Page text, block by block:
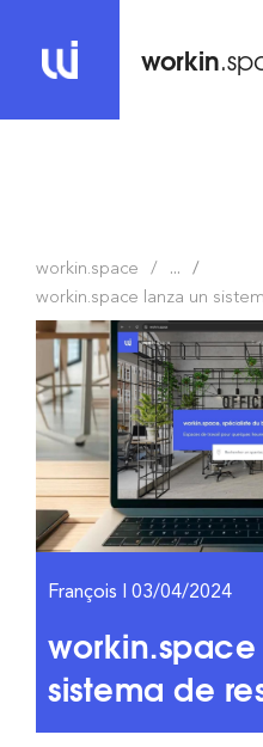
workin
workin.space
...
workin.space lanza un
François | 03/04/2024
sistema de